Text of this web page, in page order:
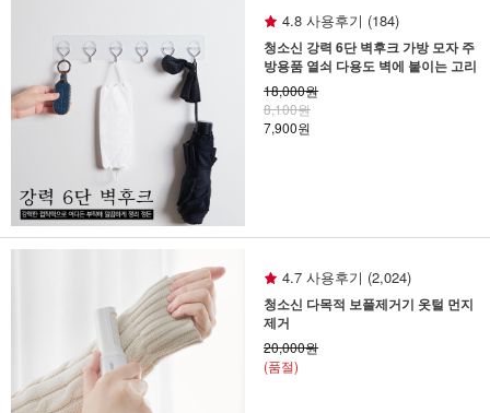
4.8 사용후기 (184)
청소신 강력 6단 벽후크 가방 모자 주
방용품 열쇠 다용도 벽에 붙이는 고리
18,000원
8,100원
7,900원
4.7 사용후기 (2,024)
청소신 다목적 보풀제거기 옷털 먼지
제거
20,000원
(품절)